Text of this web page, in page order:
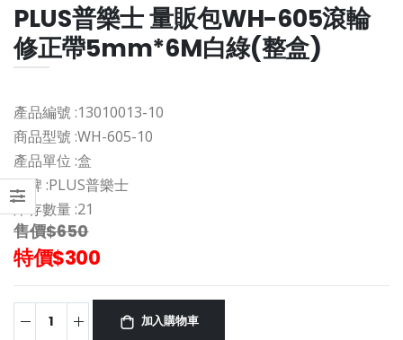
PLUS普樂士 量販包WH-605滾輪
修正帶5mm*6M白綠(整盒)
產品編號 :13010013-10
商品型號 :WH-605-10
產品單位 :盒
品牌 :PLUS普樂士
庫存數量 :21
售價$650
特價$300
加入購物車